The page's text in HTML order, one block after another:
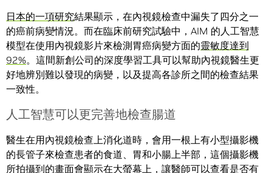
日本的一項研究結果顯示，在內視鏡檢查中漏失了四分之一
的癌前病變情況。而在臨床前研究試驗中，AIM 的人工智慧
模型在使用內視鏡影片來檢測胃癌病變方面的靈敏度達到
92%。這間新創公司的深度學習工具可以幫助內視鏡醫生更
好地辨別難以發現的病變，以及提高各診所之間的檢查結果
一致性。
人工智慧可以更完善地檢查腸道
醫生在用內視鏡檢查上消化道時，會用一根上有小型攝影機
的長管子來檢查患者的食道、胃和小腸上半部，這個攝影機
所拍攝到的畫面會顯示在大螢幕上，讓醫師可以查看是否有